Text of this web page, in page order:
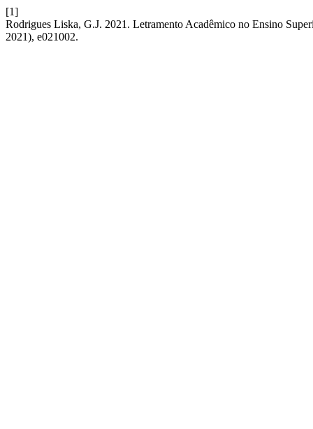
[1]
Rodrigues Liska, G.J. 2021. Letramento Acadêmico no Ensino
2021), e021002.